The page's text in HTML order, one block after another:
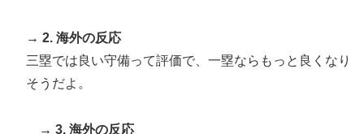
スタッフたちの姿をご覧ください」→「マジで鳥肌立っ
た」「こういう姿は韓国も見習わないと」「あんな状況
なら日本だけではなく韓国の医療関係者も同じように行
海外「”京都の鳥”は良いぞ」小規模だけどお勧めな日本
→ 2. 海外の反応
三塁では良い守備って評価で、一塁ならもっと良くなり
そうだよ。
→ 3. 海外の反応